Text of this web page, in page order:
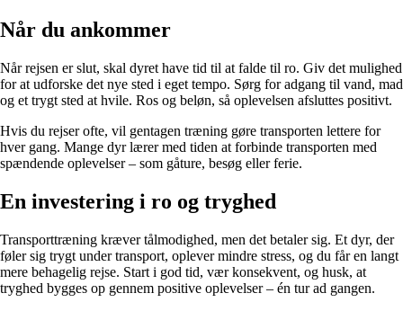
Når du ankommer
Når rejsen er slut, skal dyret have tid til at falde til ro. Giv det mulighed
for at udforske det nye sted i eget tempo. Sørg for adgang til vand, mad
og et trygt sted at hvile. Ros og beløn, så oplevelsen afsluttes positivt.
Hvis du rejser ofte, vil gentagen træning gøre transporten lettere for
hver gang. Mange dyr lærer med tiden at forbinde transporten med
spændende oplevelser – som gåture, besøg eller ferie.
En investering i ro og tryghed
Transporttræning kræver tålmodighed, men det betaler sig. Et dyr, der
føler sig trygt under transport, oplever mindre stress, og du får en langt
mere behagelig rejse. Start i god tid, vær konsekvent, og husk, at
tryghed bygges op gennem positive oplevelser – én tur ad gangen.